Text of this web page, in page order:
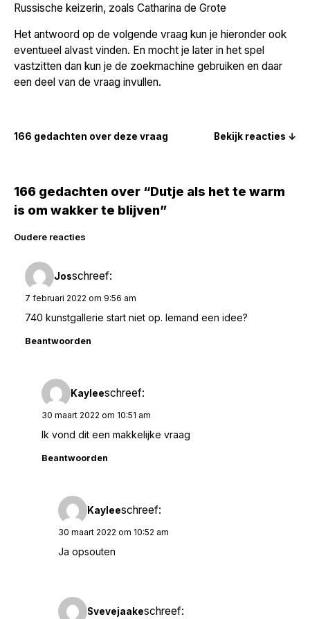
Russische keizerin, zoals Catharina de Grote
Het antwoord op de volgende vraag kun je hieronder ook
eventueel alvast vinden. En mocht je later in het spel
vastzitten dan kun je de zoekmachine gebruiken en daar
een deel van de vraag invullen.
166 gedachten over deze vraag Bekijk reacties ↓
166 gedachten over “Dutje als het te warm
is om wakker te blijven”
Reacties
navigatie
Oudere reacties
Josschreef:
7 februari 2022 om 9:56 am
740 kunstgallerie start niet op. Iemand een idee?
Beantwoorden
Kayleeschreef:
30 maart 2022 om 10:51 am
Ik vond dit een makkelijke vraag
Beantwoorden
Kayleeschreef:
30 maart 2022 om 10:52 am
Ja opsouten
Svevejaakeschreef: